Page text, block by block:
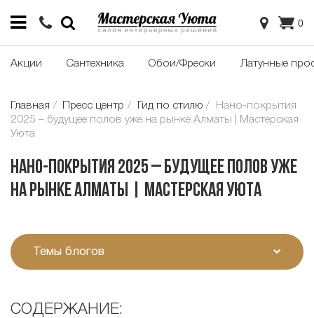
0
Акции Сантехника Обои/Фрески Латунные
Главная Пресс центр Гид по стилю
Нано-покрытия
2025 – будущее полов уже на рынке Алматы | Мастерская
Уюта
Нано-покрытия 2025 – будущее полов уже
на рынке Алматы | Мастерская Уюта
СОДЕРЖАНИЕ:
Темы блогов